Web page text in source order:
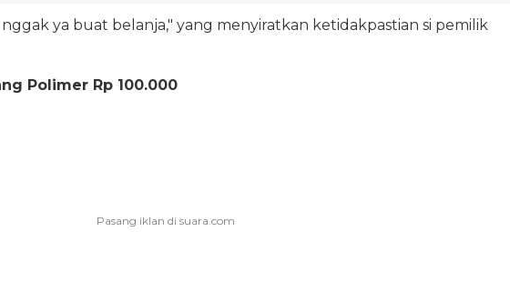
ya buat belanja," yang menyiratkan ketidakpastian si pemilik
Polimer Rp 100.000